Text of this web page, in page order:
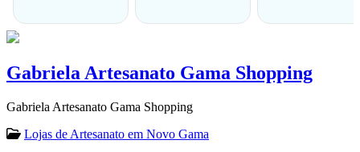
Gabriela Artesanato Gama Shopping
Gabriela Artesanato Gama Shopping
Lojas de Artesanato em Novo Gama